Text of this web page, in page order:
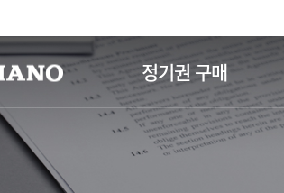
정기권 구매